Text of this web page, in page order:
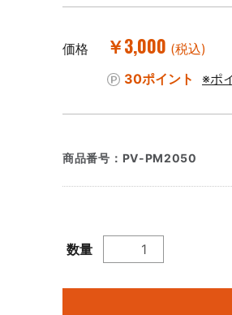
価格 ￥3,000 (税込)
30ポイント
※ポ
商品番号： PV-PM2050
数量